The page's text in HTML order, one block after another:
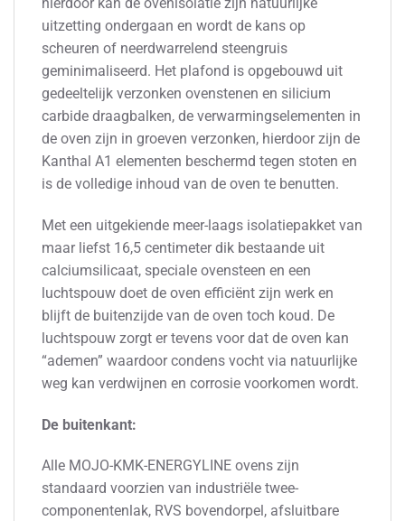
uitzetting ondergaan en wordt de kans op
scheuren of neerdwarrelend steengruis
geminimaliseerd. Het plafond is opgebouwd uit
gedeeltelijk verzonken ovenstenen en silicium
carbide draagbalken, de verwarmingselementen in
de oven zijn in groeven verzonken, hierdoor zijn de
Kanthal A1 elementen beschermd tegen stoten en
is de volledige inhoud van de oven te benutten.
Met een uitgekiende meer-laags isolatiepakket van
maar liefst 16,5 centimeter dik bestaande uit
calciumsilicaat, speciale ovensteen en een
luchtspouw doet de oven efficiënt zijn werk en
blijft de buitenzijde van de oven toch koud. De
luchtspouw zorgt er tevens voor dat de oven kan
“ademen” waardoor condens vocht via natuurlijke
weg kan verdwijnen en corrosie voorkomen wordt.
De buitenkant:
Alle MOJO-KMK-ENERGYLINE ovens zijn
standaard voorzien van industriële twee-
componentenlak, RVS bovendorpel, afsluitbare